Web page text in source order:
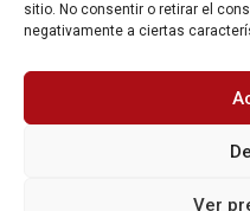
sitio. No consentir o retirar el
negativamente a ciertas
Ver